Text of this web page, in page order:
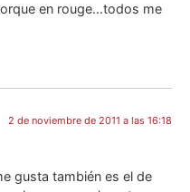
en rouge…todos me
2 de noviembre de 2011 a las 16:18
gusta también es el de